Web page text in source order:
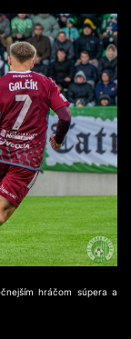
hráčom súpera a